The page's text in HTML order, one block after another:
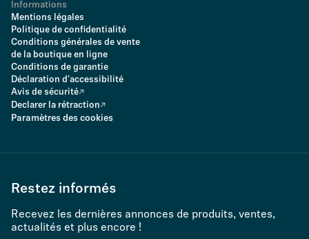
Informations
Mentions légales
Politique de confidentialité
Conditions générales de vente
de la boutique en ligne
Conditions de garantie
Déclaration d'accessibilité
Avis de sécurité
Declarer la rétraction
Paramètres des cookies
Restez informés
Recevez les dernières annonces de produits, ventes,
actualités et plus encore !